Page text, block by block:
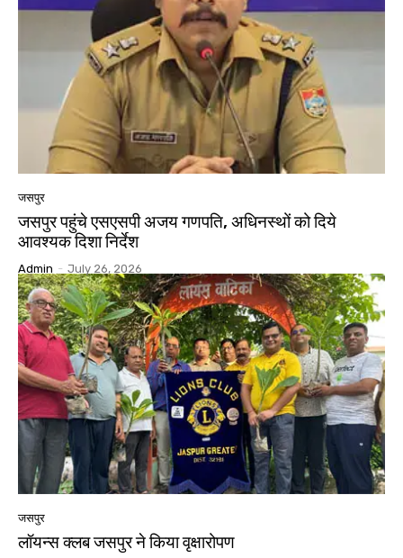
जसपुर
जसपुर पहुंचे एसएसपी अजय गणपति, अधिनस्थों को दिये
आवश्यक दिशा निर्देश
Admin - July 26, 2026
जसपुर
लॉयन्स क्लब जसपुर ने किया वृक्षारोपण